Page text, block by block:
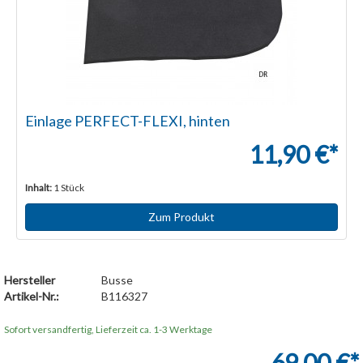
Einlage PERFECT-FLEXI, hinten
11,90 €*
Inhalt: 1 Stück
Zum Produkt
Hersteller
Busse
Artikel-Nr.:
B116327
Sofort versandfertig, Lieferzeit ca. 1-3 Werktage